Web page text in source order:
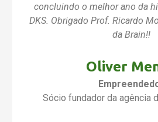
concluindo o melhor ano da
DKS. Obrigado Prof. Ricardo
da Brain!!
Oliver
Sócio fundador da agência